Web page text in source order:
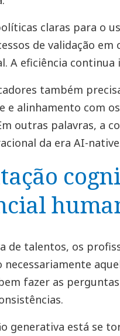
claras para o
de validação
A eficiência
também
e alinhamento com
outras palavras, a
da era AI-
de talentos, os
necessariamente
fazer as
generativa está se